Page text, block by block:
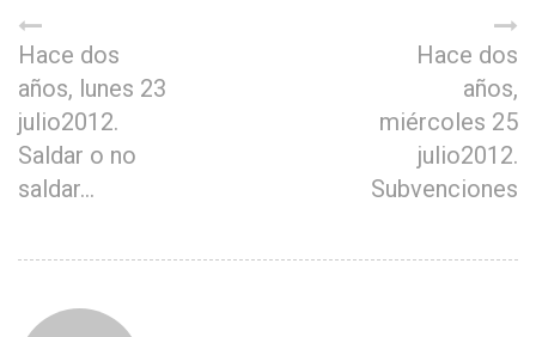
Hace dos
años, lunes 23
julio2012.
Saldar o no
saldar…
Hace dos
años,
miércoles 25
julio2012.
Subvenciones